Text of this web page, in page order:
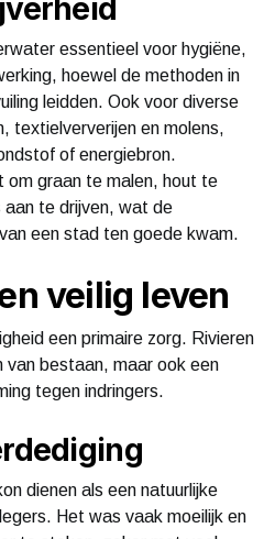
essentieel voor hygiëne,
hoewel de methoden in
leidden. Ook voor diverse
textielververijen en molens,
of energiebron.
om graan te malen, hout te
aan te drijven, wat de
een stad ten goede kwam.
veilig leven
een primaire zorg. Rivieren
van bestaan, maar ook een
tegen indringers.
dienen als een natuurlijke
Het was vaak moeilijk en